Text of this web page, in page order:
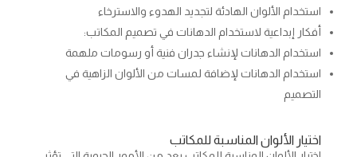
استخدام الألوان الهادئة لتجديد الهدوء والاسترخاء
أفكار إبداعية لاستخدام الدهانات في تصميم المكاتب:
استخدام الدهانات لإنشاء جدران فنية أو رسومات ملهمة
استخدام الدهانات لإضافة لمسات من الألوان الزاهية في
التصميم
اختيار الألوان المناسبة للمكاتب